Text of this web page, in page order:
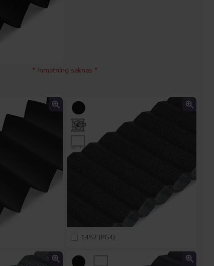
* Inmatning saknas *
1452 (PG4)